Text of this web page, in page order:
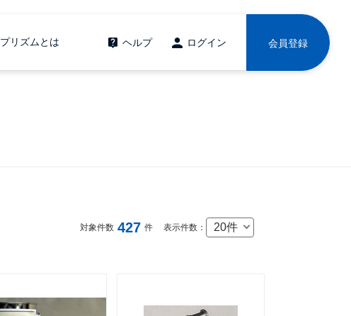
プリズムとは ヘルプ ログイン 会員登録
対象件数 427 件 表示件数： 20件